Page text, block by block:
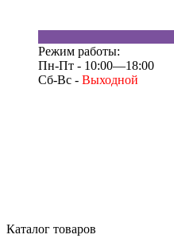
Режим работы:
Пн-Пт - 10:00—18:00
Сб-Вс - Выходной
Каталог товаров